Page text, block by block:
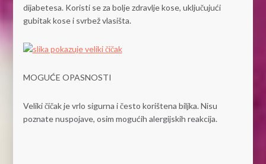
dijabetesa. Koristi se za bolje zdravlje kose, uključujući
gubitak kose i svrbež vlasišta.
MOGUĆE OPASNOSTI
Veliki čičak je vrlo sigurna i često korištena biljka. Nisu
poznate nuspojave, osim mogućih alergijskih reakcija.